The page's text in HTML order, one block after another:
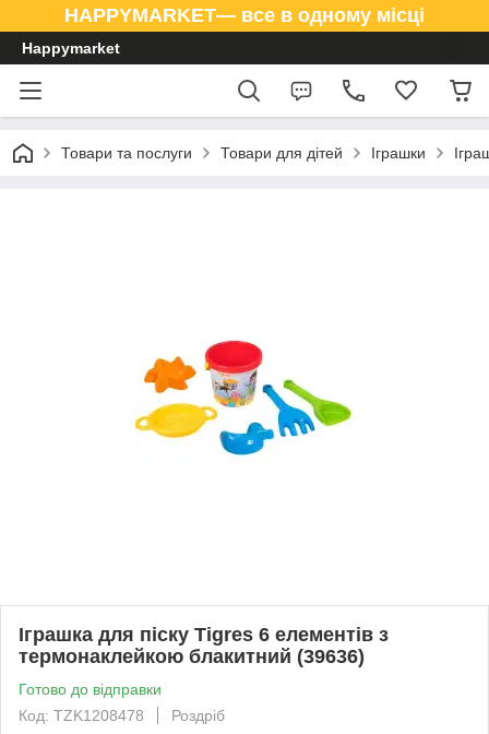
HAPPYMARKET— все в одному місці
Happymarket
Товари та послуги Товари для дітей Іграшки
Іграшка для піску Tigres 6 елементів з
термонаклейкою блакитний (39636)
Готово до відправки
Код: TZK1208478
Роздріб